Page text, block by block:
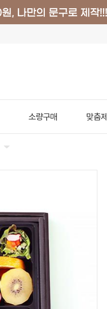
소량구매 맞춤